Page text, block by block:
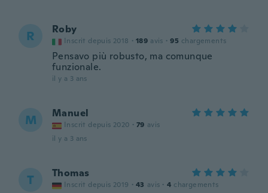
R Roby
Inscrit depuis 2018 · 189 avis · 95 chargements
Pensavo più robusto, ma comunque
funzionale.
il y a 3 ans
M Manuel
Inscrit depuis 2020 · 79 avis
il y a 3 ans
T Thomas
Inscrit depuis 2019 · 43 avis · 4 chargements